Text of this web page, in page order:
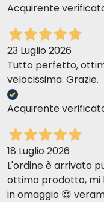
Acquirente
23 Luglio 2026
Tutto perfetto,
velocissima. Grazie.
Acquirente
18 Luglio 2026
L'ordine è arrivato
ottimo prodotto, mi
in omaggio 😍